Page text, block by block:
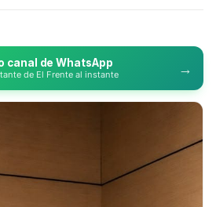
canal de WhatsApp
de El Frente al instante →